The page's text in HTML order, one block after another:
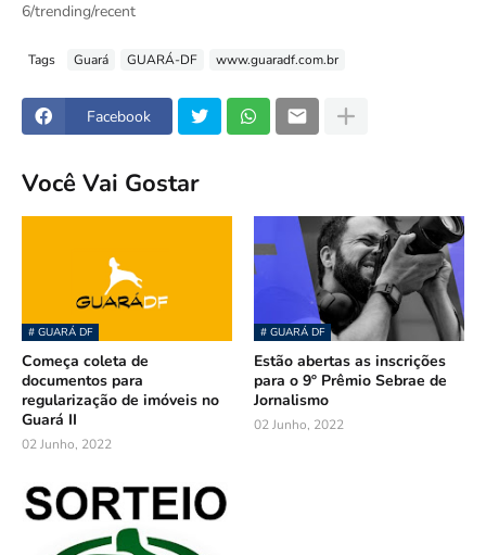
6/trending/recent
Tags Guará GUARÁ-DF www.guaradf.com.br
Facebook
Você Vai Gostar
# GUARÁ DF
Começa coleta de
documentos para
regularização de imóveis no
Guará II
02 Junho, 2022
# GUARÁ DF
Estão abertas as inscrições
para o 9º Prêmio Sebrae de
Jornalismo
02 Junho, 2022